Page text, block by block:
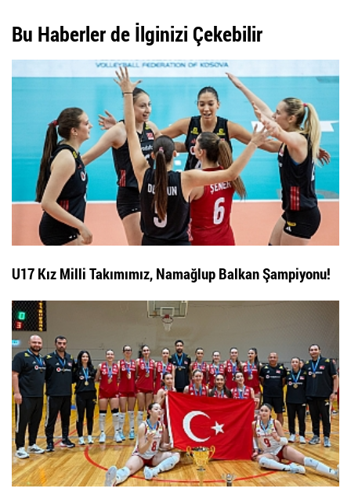
Bu Haberler de İlginizi Çekebilir
U17 Kız Milli Takımımız, Namağlup Balkan Şampiyonu!